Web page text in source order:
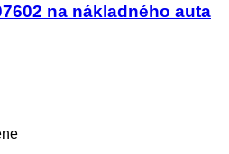
na nákladného auta